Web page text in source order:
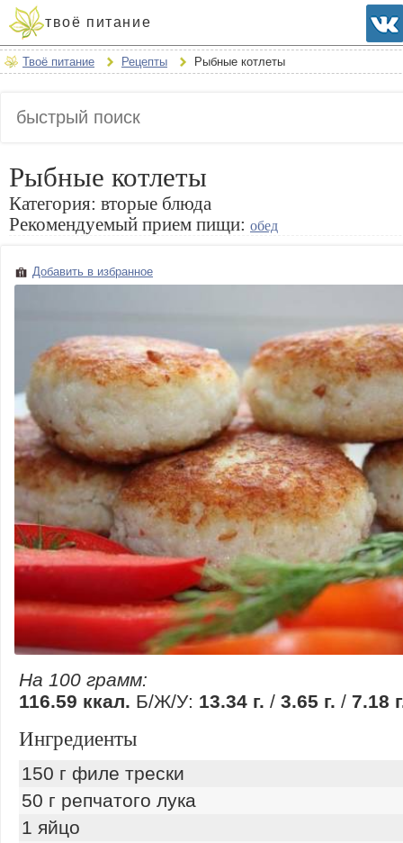
твоё питание
Твоё питание Рецепты Рыбные котлеты
Рыбные котлеты
Категория: вторые блюда
Рекомендуемый прием пищи: обед
Добавить в избранное
На 100 грамм:
116.59 ккал. Б/Ж/У: 13.34 г. / 3.65 г. / 7.18
Ингредиенты
150 г филе трески
50 г репчатого лука
1 яйцо